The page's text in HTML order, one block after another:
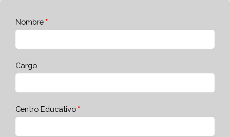
Nombre
Cargo
Centro Educativo